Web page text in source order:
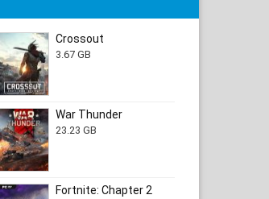
Crossout
3.67 GB
War Thunder
23.23 GB
Fortnite: Chapter 2